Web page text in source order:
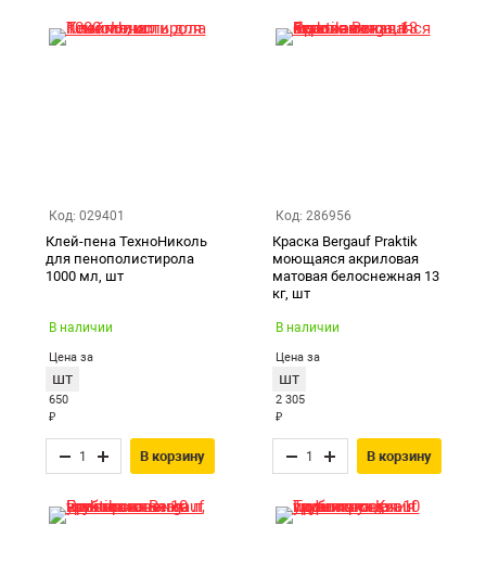
Код: 029401
Клей-пена ТехноНиколь
для пенополистирола
1000 мл, шт
В наличии
Цена за
шт
650
₽
В корзину
Код: 286956
Краска Bergauf Praktik
моющаяся акриловая
матовая белоснежная 13
кг, шт
В наличии
Цена за
шт
2 305
₽
В корзину